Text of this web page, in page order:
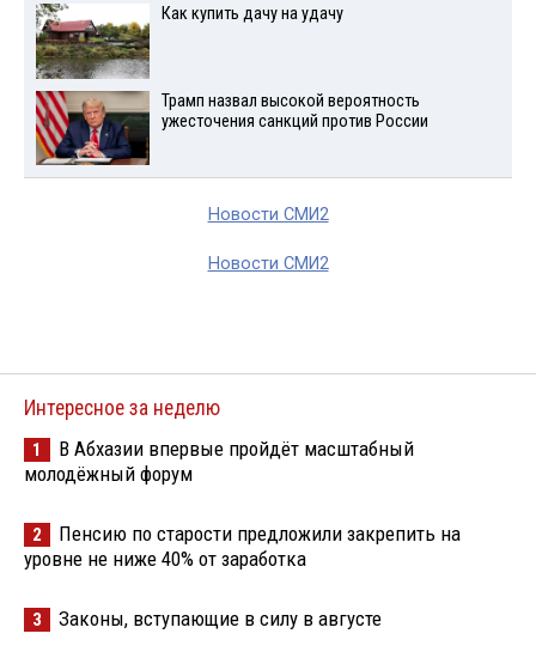
Как купить дачу на удачу
Трамп назвал высокой вероятность
ужесточения санкций против России
Новости СМИ2
Новости СМИ2
Интересное за неделю
1
В Абхазии впервые пройдёт масштабный
молодёжный форум
2
Пенсию по старости предложили закрепить на
уровне не ниже 40% от заработка
3 Законы, вступающие в силу в августе